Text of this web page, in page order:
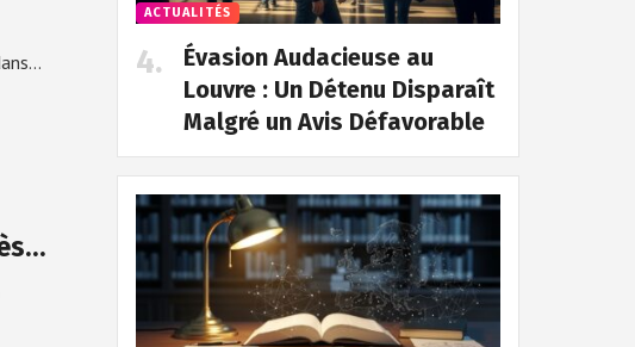
ACTUALITÉS
Évasion Audacieuse au
Louvre : Un Détenu Disparaît
Malgré un Avis Défavorable